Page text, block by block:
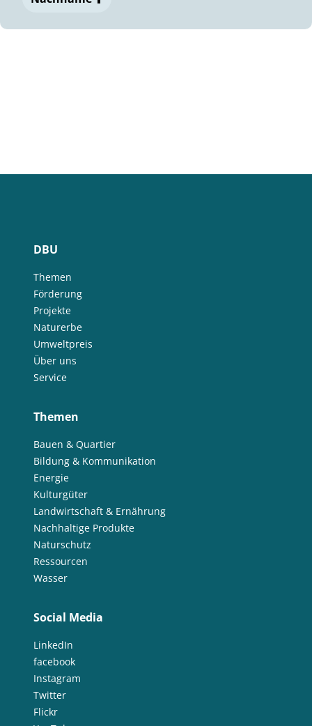
DBU
Themen
Förderung
Projekte
Naturerbe
Umweltpreis
Über uns
Service
Themen
Bauen & Quartier
Bildung & Kommunikation
Energie
Kulturgüter
Landwirtschaft & Ernährung
Nachhaltige Produkte
Naturschutz
Ressourcen
Wasser
Social Media
LinkedIn
facebook
Instagram
Twitter
Flickr